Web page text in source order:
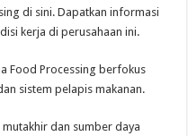
di sini. Dapatkan informasi
kerja di perusahaan ini.
Food Processing berfokus
sistem pelapis makanan.
dan sumber daya